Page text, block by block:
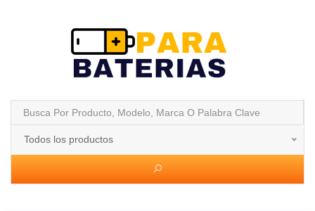
Todos los productos